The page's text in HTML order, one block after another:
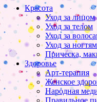
Красота
Уход за лицом
Уход за телом
Уход за
Уход за
Прическа,
Здоровье
Арт-терапия
Женское
Народная
Правильное